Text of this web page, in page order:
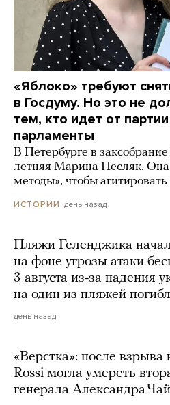
«Яблоко» требуют
в Госдуму. Но это не
тем, кто идет от
парламенты
В Петербурге в
летняя Марина Песляк.
методы», чтобы
ИСТОРИИ день назад
Пляжи Геленджика
на фоне угрозы атаки
3 августа из-за падения
на один из пляжей
день назад
«Верстка»: после взрыва
Rossi могла умереть
генерала Александра